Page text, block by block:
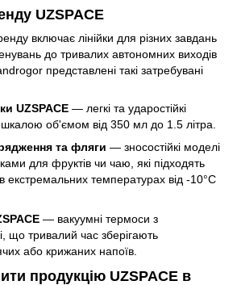
UZSPACE
включає лінійки для різних завдань
до тривалих автономних виходів
представлені такі затребувані
UZSPACE — легкі та ударостійкі
об'ємом від 350 мл до 1.5 літра.
та фляги — зносостійкі моделі
для фруктів чи чаю, які підходять
екстремальних температурах від -10°C
— вакуумні термоси з
що тривалий час зберігають
або крижаних напоїв.
продукцію UZSPACE в